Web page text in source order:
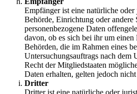
Empfänger ist eine natürliche oder
Behörde, Einrichtung oder andere
personenbezogene Daten
davon, ob es sich bei ihr um
Behörden, die im Rahmen eines
Untersuchungsauftrags nach dem
Recht der Mitgliedstaaten
Daten erhalten, gelten jedoch
Dritter